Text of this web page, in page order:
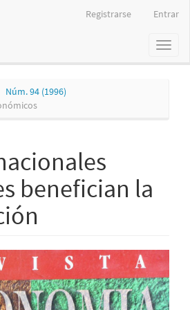
Registrarse Entrar
Toggle
Núm. 94 (1996)
benefician la